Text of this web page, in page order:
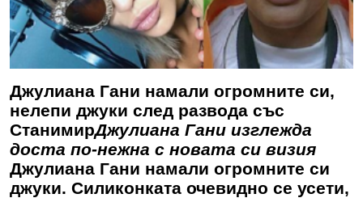
Джулиана Гани намали огромните си,
нелепи джуки след развода със
СтанимирДжулиана Гани изглежда
доста по-нежна с новата си визия
Джулиана Гани намали огромните си
джуки. Силиконката очевидно се усети,